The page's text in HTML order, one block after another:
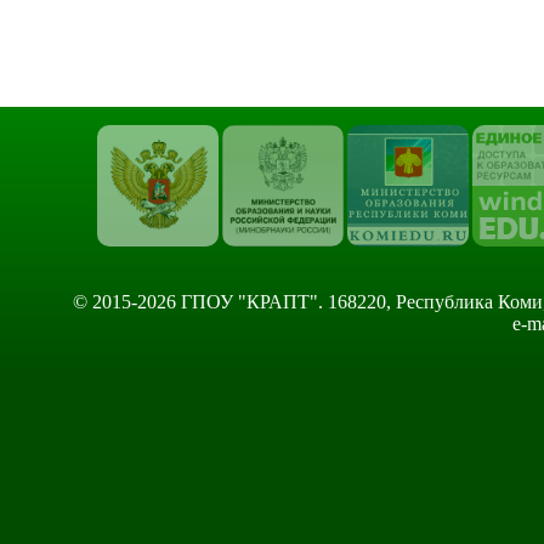
© 2015-2026 ГПОУ "КРАПТ". 168220, Республика Коми,
e-